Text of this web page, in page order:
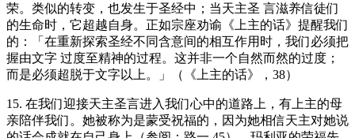
荣。类似的转变，也发生于圣经中；当天主圣 言滋养信徒们
的生命时，它超越自身。正如宗座劝谕《上主的话》提醒我们
的：「在重新探索圣经不同含意间的相互作用时，我们必须把
握由文字 过度至精神的过程。这并非一个自然而然的过度；
而是必须超脱于文字以上。」（《上主的话》，38）
15. 在我们迎接天主圣言进入我们心中的道路上，有上主的母
亲陪伴我们。她被称为是蒙受祝福的，因为她相信天主对她说